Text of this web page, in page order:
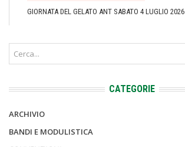
GIORNATA DEL GELATO ANT SABATO 4 LUGLIO 2026
CATEGORIE
ARCHIVIO
BANDI E MODULISTICA